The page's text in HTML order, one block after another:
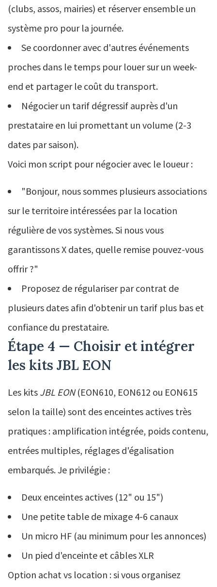
(clubs, assos, mairies) et réserver ensemble un
système pro pour la journée.
Se coordonner avec d'autres événements
proches dans le temps pour louer sur un week-
end et partager le coût du transport.
Négocier un tarif dégressif auprès d'un
prestataire en lui promettant un volume (2-3
dates par saison).
Voici mon script pour négocier avec le loueur :
"Bonjour, nous sommes plusieurs associations
sur le territoire intéressées par la location
régulière de vos systèmes. Si nous vous
garantissons X dates, quelle remise pouvez-vous
offrir ?"
Proposez de régulariser par contrat de
plusieurs dates afin d'obtenir un tarif plus bas et
confiance du prestataire.
Étape 4 — Choisir et intégrer
les kits JBL EON
Les kits JBL EON(EON610, EON612 ou EON615
selon la taille) sont des enceintes actives très
pratiques : amplification intégrée, poids contenu,
entrées multiples, réglages d'égalisation
embarqués. Je privilégie :
Deux enceintes actives (12" ou 15")
Une petite table de mixage 4-6 canaux
Un micro HF (au minimum pour les annonces)
Un pied d'enceinte et câbles XLR
Option achat vs location : si vous organisez